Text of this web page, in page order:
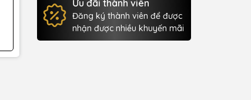
Ưu đãi thành viên
Đăng ký thành viên để được
nhận được nhiều khuyến mãi